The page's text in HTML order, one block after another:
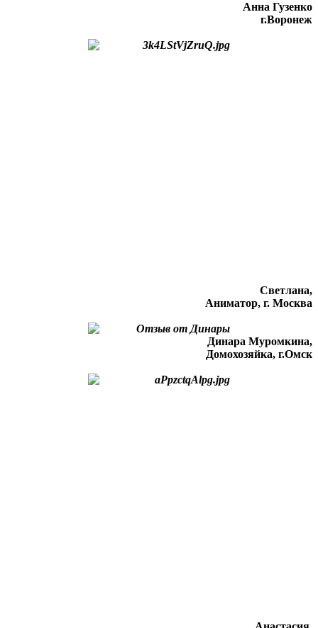
Анна Гузенко
г.Воронеж
Светлана,
Аниматор, г. Москва
Динара Муромкина,
Домохозяйка, г.Омск